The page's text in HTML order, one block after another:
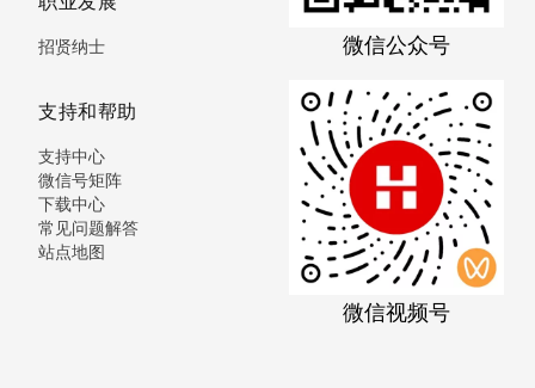
招贤纳士
支持和帮助
支持中心
微信号矩阵
下载中心
常见问题解答
站点地图
微信公众号
微信视频号